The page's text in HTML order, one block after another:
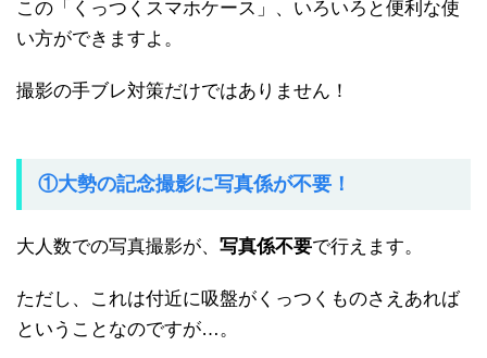
この「くっつくスマホケース」、いろいろと便利な使
い方ができますよ。
撮影の手ブレ対策だけではありません！
①大勢の記念撮影に写真係が不要！
大人数での写真撮影が、 写真係不要で行えます。
ただし、これは付近に吸盤がくっつくものさえあれば
ということなのですが…。